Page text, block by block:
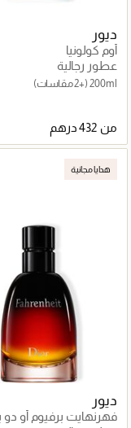
ديور
أوم كولونيا
عطور رجالية
200ml (+2 مقاسات)
من
هدايا مجانية
ديور
فهرنهايت برفيوم أو دو